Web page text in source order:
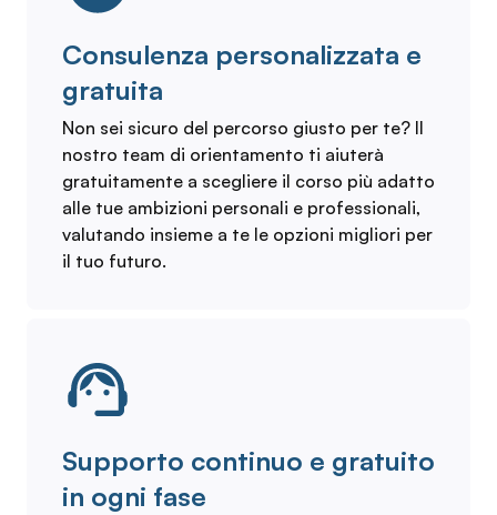
Consulenza personalizzata e
gratuita
Non sei sicuro del percorso giusto per te? Il
nostro team di orientamento ti aiuterà
gratuitamente a scegliere il corso più adatto
alle tue ambizioni personali e professionali,
valutando insieme a te le opzioni migliori per
il tuo futuro.
Supporto continuo e gratuito
in ogni fase